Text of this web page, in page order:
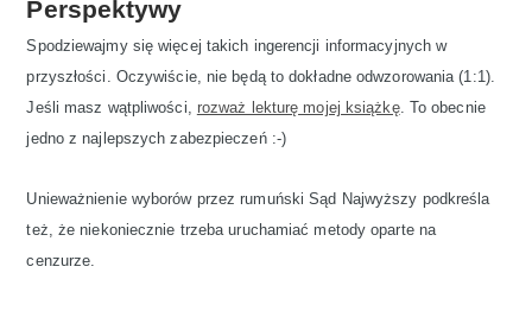
Perspektywy
Spodziewajmy się więcej takich ingerencji informacyjnych w
przyszłości. Oczywiście, nie będą to dokładne odwzorowania (1:1).
Jeśli masz wątpliwości, rozważ lekturę mojej książkę. To obecnie
jedno z najlepszych zabezpieczeń :-)
Unieważnienie wyborów przez rumuński Sąd Najwyższy podkreśla
też, że niekoniecznie trzeba uruchamiać metody oparte na
cenzurze.